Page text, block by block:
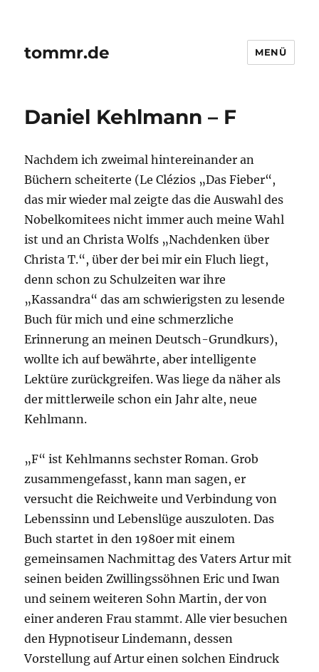
tommr.de MENÜ
Daniel Kehlmann – F
Nachdem ich zweimal hintereinander an
Büchern scheiterte (Le Clézios „Das Fieber“,
das mir wieder mal zeigte das die Auswahl des
Nobelkomitees nicht immer auch meine Wahl
ist und an Christa Wolfs „Nachdenken über
Christa T.“, über der bei mir ein Fluch liegt,
denn schon zu Schulzeiten war ihre
„Kassandra“ das am schwierigsten zu lesende
Buch für mich und eine schmerzliche
Erinnerung an meinen Deutsch-Grundkurs),
wollte ich auf bewährte, aber intelligente
Lektüre zurückgreifen. Was liege da näher als
der mittlerweile schon ein Jahr alte, neue
Kehlmann.
„F“ ist Kehlmanns sechster Roman. Grob
zusammengefasst, kann man sagen, er
versucht die Reichweite und Verbindung von
Lebenssinn und Lebenslüge auszuloten. Das
Buch startet in den 1980er mit einem
gemeinsamen Nachmittag des Vaters Artur mit
seinen beiden Zwillingssöhnen Eric und Iwan
und seinem weiteren Sohn Martin, der von
einer anderen Frau stammt. Alle vier besuchen
den Hypnotiseur Lindemann, dessen
Vorstellung auf Artur einen solchen Eindruck